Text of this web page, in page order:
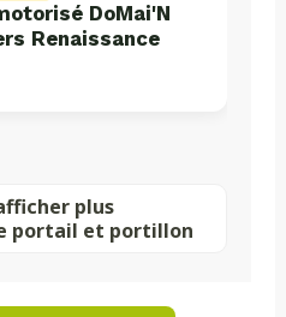
DoMai'N
Renaissance
plus
portail et portillon